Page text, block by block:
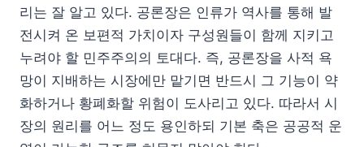
리는 잘 알고 있다. 공론장은 인류가 역사를 통해 발
전시켜 온 보편적 가치이자 구성원들이 함께 지키고
누려야 할 민주주의의 토대다. 즉, 공론장을 사적 욕
망이 지배하는 시장에만 맡기면 반드시 그 기능이 약
화하거나 황폐화할 위험이 도사리고 있다. 따라서 시
장의 원리를 어느 정도 용인하되 기본 축은 공공적 운